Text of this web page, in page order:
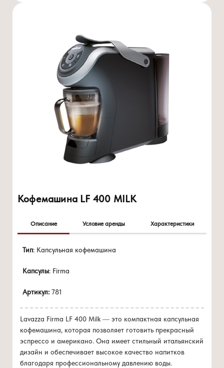
Кофемашина LF 400 MILK
Описание Условие аренды Характеристики
Тип: Капсульная кофемашина
Капсулы: Firma
Артикул: 781
Lavazza Firma LF 400 Milk — это компактная капсульная
кофемашина, которая позволяет готовить прекрасный
эспрессо и американо. Она имеет стильный итальянский
дизайн и обеспечивает высокое качество напитков
благодаря профессиональному давлению воды.
Цена 0 руб./меспри покупке
Новая модель с контейнером для вспенивания молока.
кнопки для налива кофе (эспрессо, американо) и 2
(каппуччино и латте)
- Накопитель для отработанных капсул рассчитан на 8
чашек.
- Съемный стакан для вспенивания молока
- Регулировка высоты подставки для чашки.
- Электропитание 220-240в. 50гц.